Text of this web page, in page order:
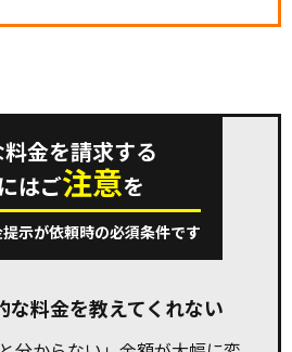
金を請求する
はご注意を
示が依頼時の必須条件です
な料金を教えてくれない